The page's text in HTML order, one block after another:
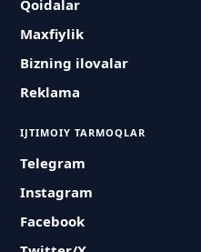
Qoidalar
Maxfiylik
Bizning ilovalar
Reklama
IJTIMOIY TARMOQLAR
Telegram
Instagram
Facebook